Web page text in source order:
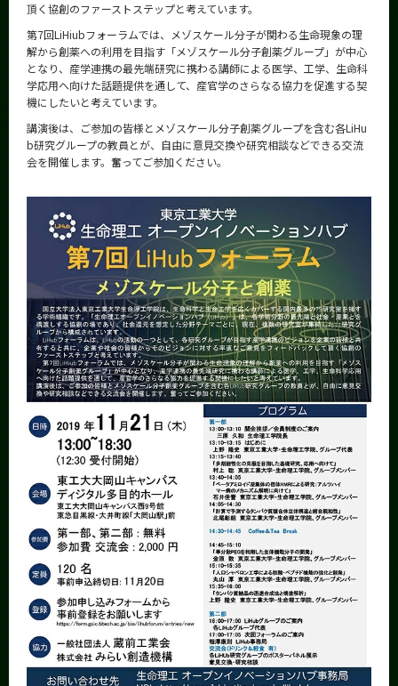
頂く協創のファーストステップと考えています。
第7回LiHiubフォーラムでは、メゾスケール分子が関わる生命現象の理
解から創薬への利用を目指す「メゾスケール分子創薬グループ」が中心
となり、産学連携の最先端研究に携わる講師による医学、工学、生命科
学応用へ向けた話題提供を通して、産官学のさらなる協力を促進する契
機にしたいと考えています。
講演後は、ご参加の皆様とメゾスケール分子創薬グループを含む各LiHu
b研究グループの教員とが、自由に意見交換や研究相談などできる交流
会を開催します。奮ってご参加ください。